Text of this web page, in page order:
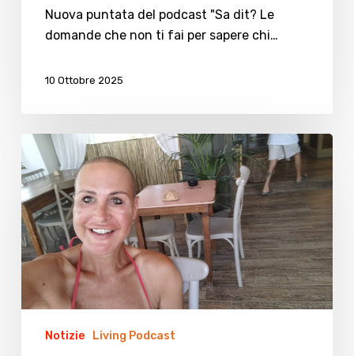
Nuova puntata del podcast "Sa dit? Le
domande che non ti fai per sapere chi…
10 Ottobre 2025
Rebecca
Romani,
dal
percorso
di
transizione
alla
felicità
passando
Notizie Living Podcast